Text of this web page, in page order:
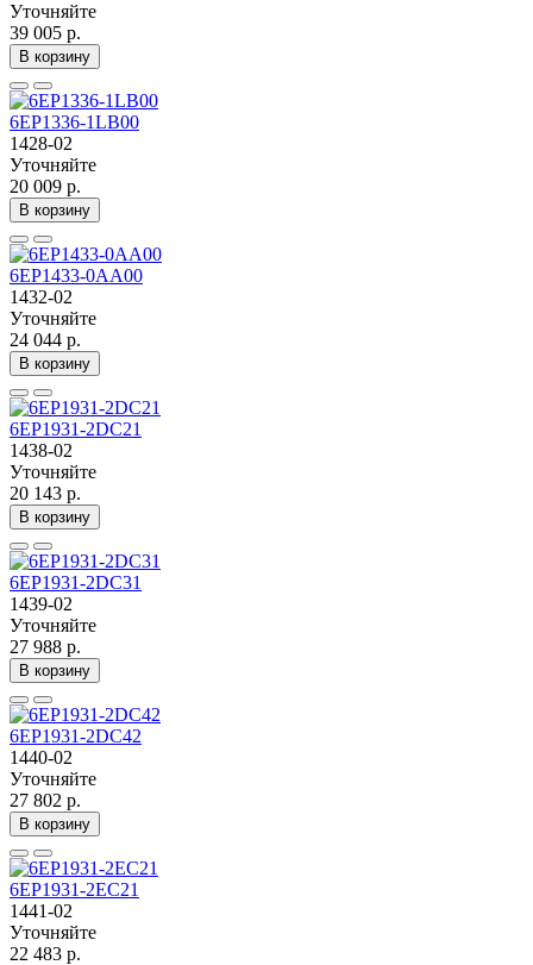
Уточняйте
39 005 р.
В корзину
6EP1336-1LB00
1428-02
Уточняйте
20 009 р.
В корзину
6EP1433-0AA00
1432-02
Уточняйте
24 044 р.
В корзину
6EP1931-2DC21
1438-02
Уточняйте
20 143 р.
В корзину
6EP1931-2DC31
1439-02
Уточняйте
27 988 р.
В корзину
6EP1931-2DC42
1440-02
Уточняйте
27 802 р.
В корзину
6EP1931-2EC21
1441-02
Уточняйте
22 483 р.